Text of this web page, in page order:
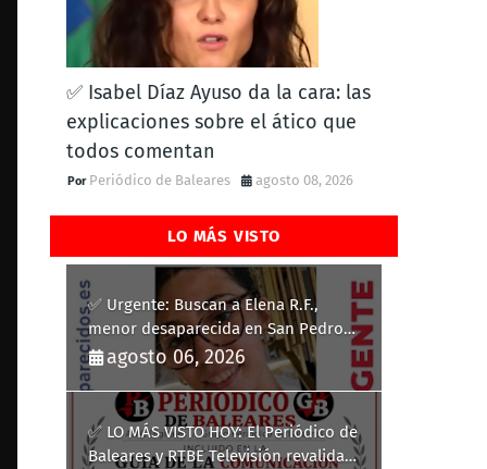
✅ Isabel Díaz Ayuso da la cara: las
explicaciones sobre el ático que
todos comentan
Periódico de Baleares agosto 08, 2026
LO MÁS VISTO
✅ Urgente: Buscan a Elena R.F.,
menor desaparecida en San Pedro
del Pinatar
agosto 06, 2026
✅ LO MÁS VISTO HOY: El Periódico de
Baleares y RTBE Televisión revalidan